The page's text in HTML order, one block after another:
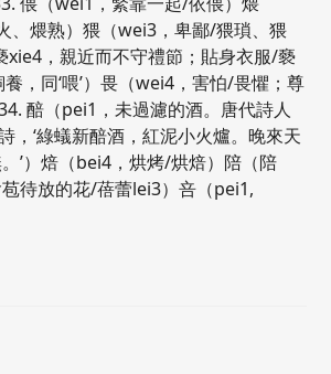
、煨熟）猥（wei3，卑鄙/猥瑣、猥
xie4，親近而不守禮節；貼身衣服/褻
，同‘喂’）畏（wei4，害怕/畏懼；尊
醅（pei1，未過濾的酒。唐代詩人
，‘綠蟻新醅酒，紅泥小火爐。晚來天
’）焙（bei4，烘烤/烘焙）陪（陪
待放的花/蓓蕾lei3）咅（pei1,